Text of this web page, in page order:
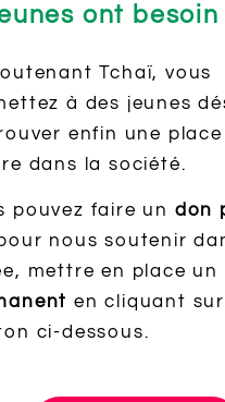
ont besoin
Tchaï, vous
à des jeunes
enfin une
dans la société.
pouvez faire un don
nous soutenir
mettre en place un
en cliquant
ci-dessous.